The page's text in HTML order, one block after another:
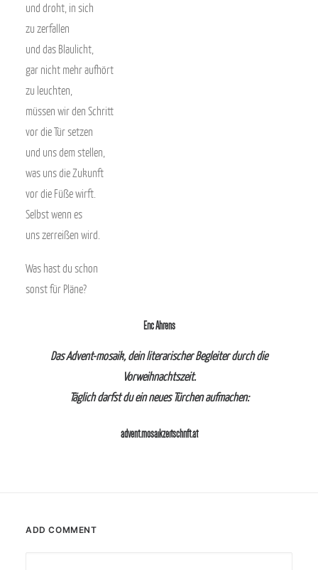
und droht, in sich
zu zerfallen
und das Blaulicht,
gar nicht mehr aufhört
zu leuchten,
müssen wir den Schritt
vor die Tür setzen
und uns dem stellen,
was uns die Zukunft
vor die Füße wirft.
Selbst wenn es
uns zerreißen wird.
Was hast du schon
sonst für Pläne?
Eric Ahrens
Das Advent-mosaik, dein literarischer Begleiter durch die
Vorweihnachtszeit.
Täglich darfst du ein neues Türchen aufmachen:
advent.mosaikzeitschrift.at
ADD COMMENT